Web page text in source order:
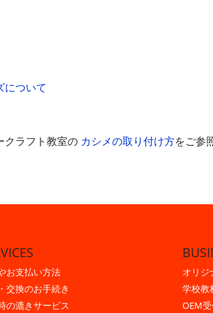
について
クラフト教室の カシメの取り付け方をご参
お支払い方法
交換のお手続き
の漉きサービス
オリジ
学校教
OEM